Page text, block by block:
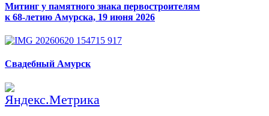
Митинг у памятного знака первостроителям
к 68-летию Амурска, 19 июня 2026
Свадебный Амурск